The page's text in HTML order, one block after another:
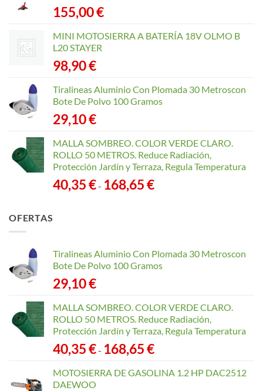
155,00€
MINI MOTOSIERRA A BATERÍA 18V OLMO B
L20 STAYER
98,90€
Tiralineas Aluminio Con Plomada 30 Metroscon
Bote De Polvo 100 Gramos
29,10€
MALLA SOMBREO. COLOR VERDE CLARO.
ROLLO 50 METROS. Reduce Radiación,
Protección Jardín y Terraza, Regula Temperatura
40,35€- 168,65€Rango
168,65 €
OFERTAS
Tiralineas Aluminio Con Plomada 30 Metroscon
Bote De Polvo 100 Gramos
29,10€
MALLA SOMBREO. COLOR VERDE CLARO.
ROLLO 50 METROS. Reduce Radiación,
Protección Jardín y Terraza, Regula Temperatura
40,35€- 168,65€Rango
precios:
MOTOSIERRA DE GASOLINA 1.2 HP DAC2512
DAEWOO